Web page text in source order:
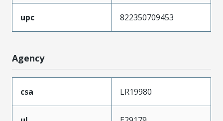
upc 822350709453
Agency
csa LR19980